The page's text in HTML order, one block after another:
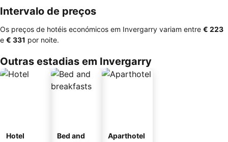
Intervalo de preços
Os preços de hotéis económicos em Invergarry variam entre ‎€ 223
e ‎€ 331 por noite.
Outras estadias em Invergarry
Hotel
Bed and
Aparthotel